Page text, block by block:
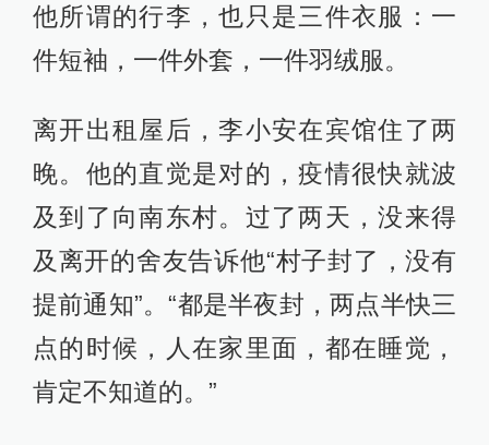
他所谓的行李，也只是三件衣服：一
件短袖，一件外套，一件羽绒服。
离开出租屋后，李小安在宾馆住了两
晚。他的直觉是对的，疫情很快就波
及到了向南东村。过了两天，没来得
及离开的舍友告诉他“村子封了，没有
提前通知”。“都是半夜封，两点半快三
点的时候，人在家里面，都在睡觉，
肯定不知道的。”